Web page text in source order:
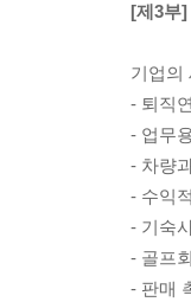
[제3부]
기업의
- 퇴직
- 업무
- 차량
- 수익
- 기숙
- 골프
- 판매